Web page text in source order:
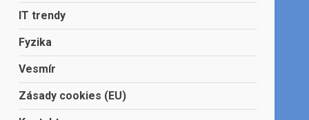
IT trendy
Fyzika
Vesmír
Zásady cookies (EU)